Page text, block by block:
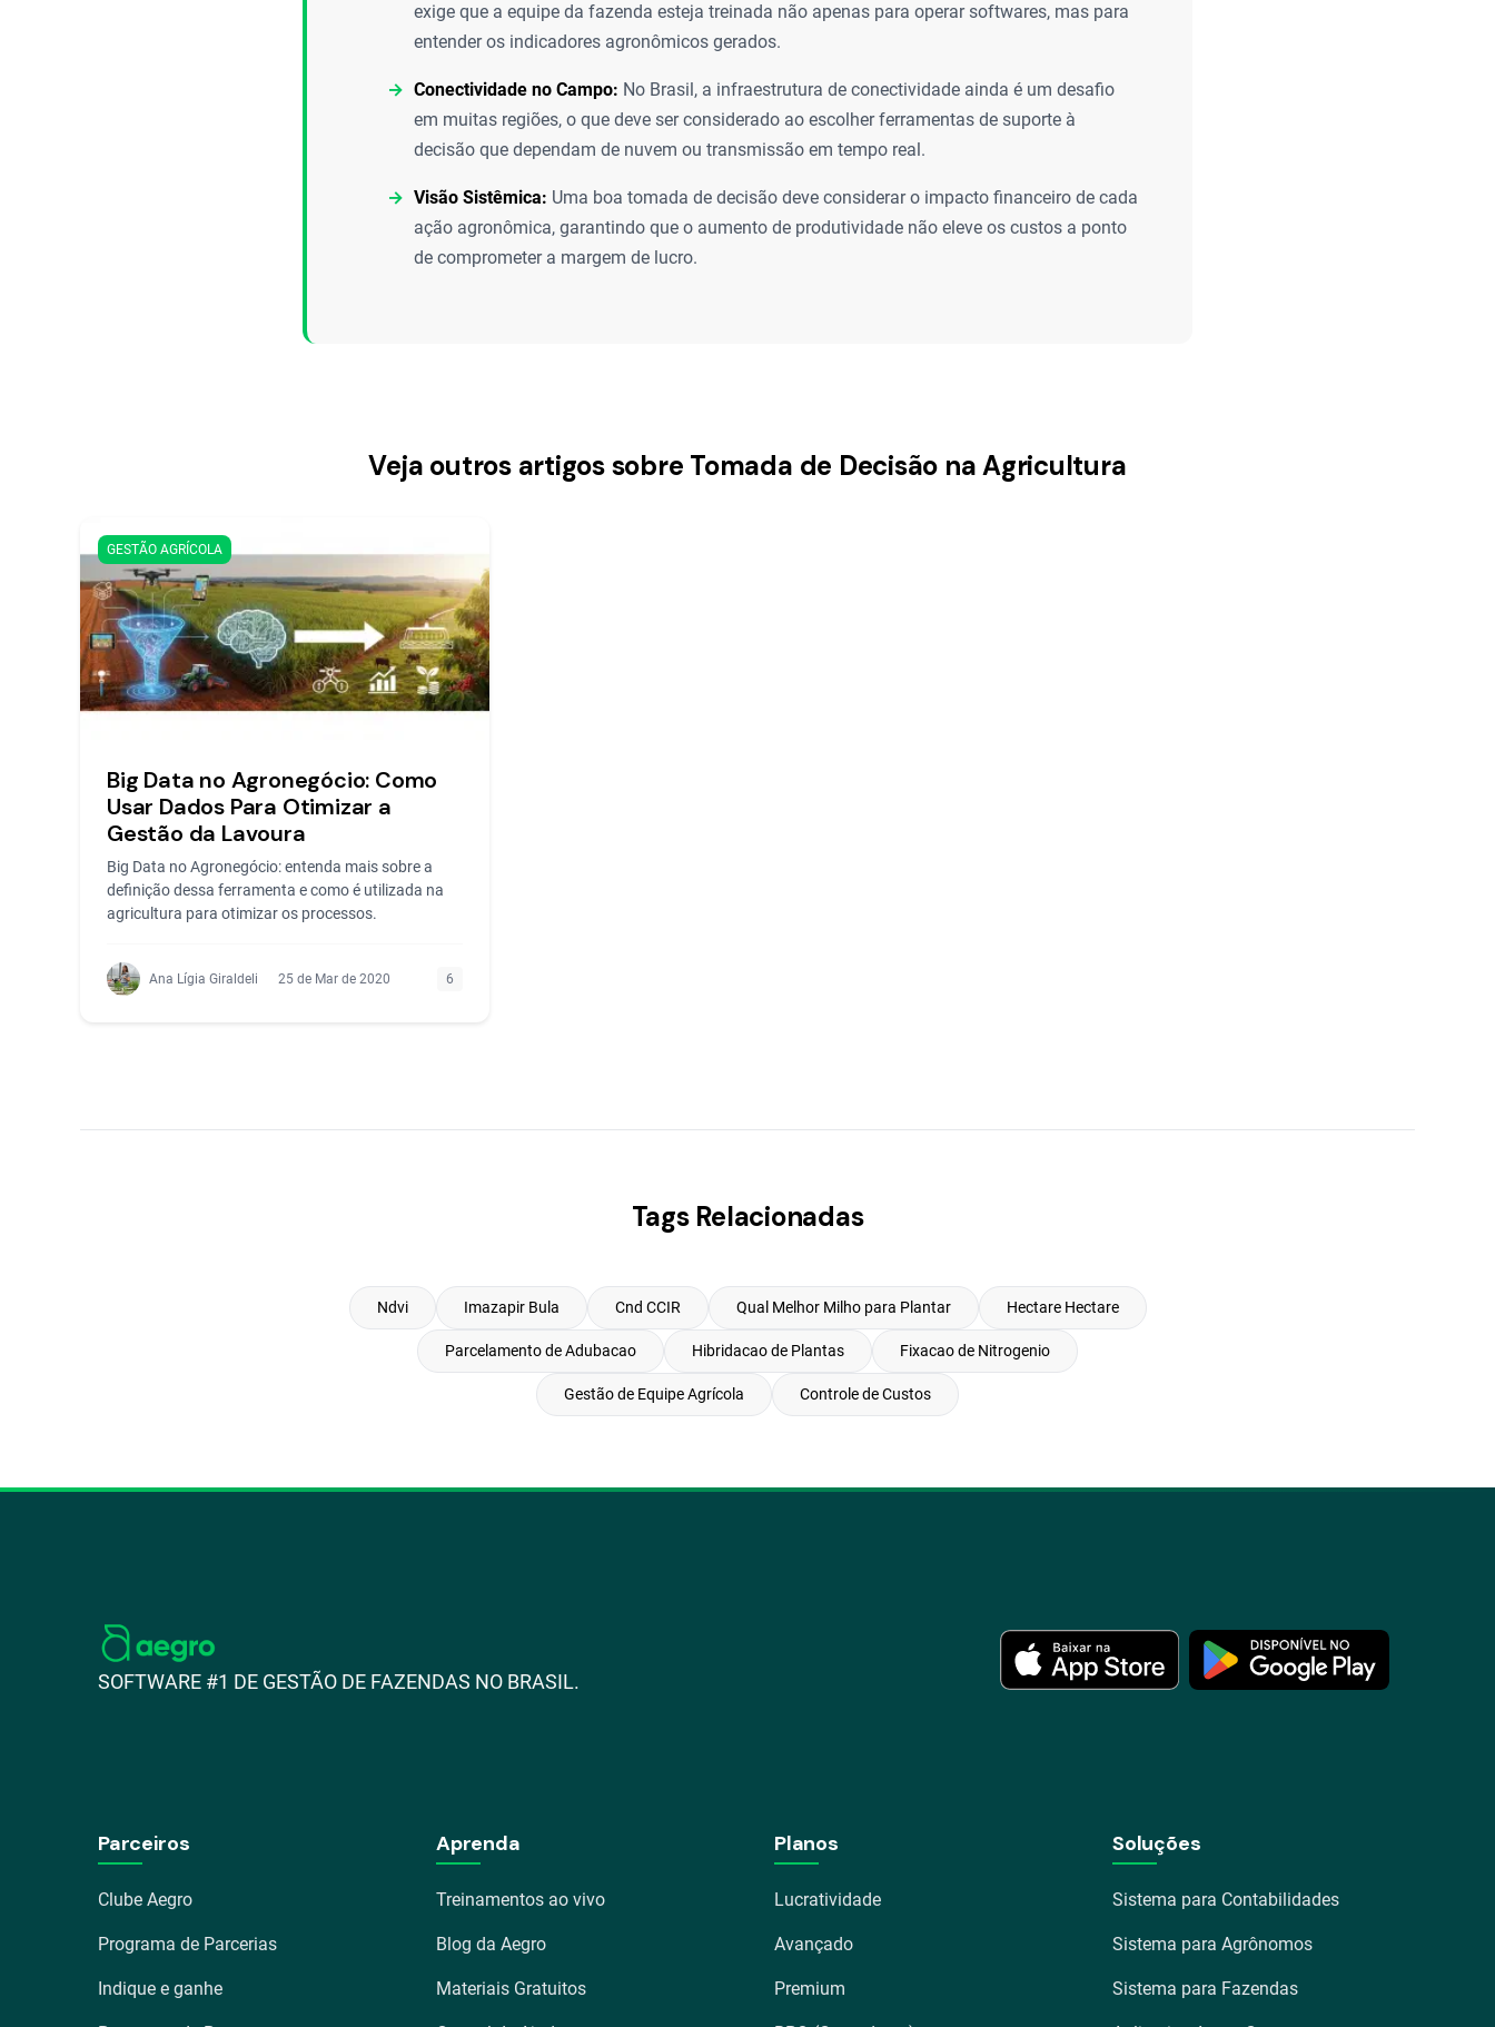
exige que a equipe da fazenda esteja treinada não apenas para operar softwares, mas para
entender os indicadores agronômicos gerados.
Conectividade no Campo: No Brasil, a infraestrutura de conectividade ainda é um desafio
em muitas regiões, o que deve ser considerado ao escolher ferramentas de suporte à
decisão que dependam de nuvem ou transmissão em tempo real.
Visão Sistêmica: Uma boa tomada de decisão deve considerar o impacto financeiro de cada
ação agronômica, garantindo que o aumento de produtividade não eleve os custos a ponto
de comprometer a margem de lucro.
Veja outros artigos sobre Tomada de Decisão na Agricultura
GESTÃO AGRÍCOLA
Big Data no Agronegócio: Como
Usar Dados Para Otimizar a
Gestão da Lavoura
Big Data no Agronegócio: entenda mais sobre a
definição dessa ferramenta e como é utilizada na
agricultura para otimizar os processos.
Ana Lígia Giraldeli 25 de Mar de 2020 6
Tags Relacionadas
Ndvi Imazapir Bula Cnd CCIR Qual Melhor Milho para Plantar Hectare Hectare
Parcelamento de Adubacao Hibridacao de Plantas Fixacao de Nitrogenio
Gestão de Equipe Agrícola Controle de Custos
SOFTWARE #1 DE GESTÃO DE FAZENDAS NO BRASIL.
Parceiros
Clube Aegro
Programa de Parcerias
Indique e ganhe
Aprenda
Treinamentos ao vivo
Blog da Aegro
Materiais Gratuitos
Planos
Lucratividade
Avançado
Premium
Soluções
Sistema para Contabilidades
Sistema para Agrônomos
Sistema para Fazendas